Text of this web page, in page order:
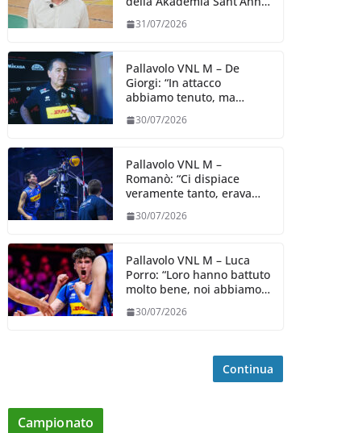
31/07/2026
Pallavolo VNL M – De
Giorgi: “In attacco
abbiamo tenuto, ma
dalla prestazione in
30/07/2026
Pallavolo VNL M –
Romanò: “Ci dispiace
veramente tanto, eravamo
impareremo”
30/07/2026
Pallavolo VNL M – Luca
Porro: “Loro hanno battuto
molto bene, noi abbiamo
spunto su cui lavorare e
30/07/2026
Continua
Campionato